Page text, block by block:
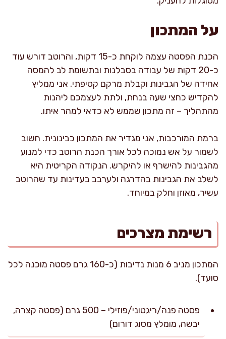
על המתכון
הכנת הפסטה עצמה לוקחת כ-15 דקות, והרוטב דורש עוד
כ-20 דקות של עבודה בסבלנות ובתשומת לב להמסה
אחידה של הגבינות וקבלת מרקם קטיפתי. אני ממליץ
להקדיש כחצי שעה בנחת, ולתת לעצמכם ליהנות
מהתהליך – זה מתכון שממש לא כדאי למהר איתו.
ברמת המורכבות, אני מגדיר את המתכון כבינונית. חשוב
לשמור על אש נמוכה לכל אורך הכנת הרוטב כדי למנוע
מהגבינות להישרף או להיקרש. הנקודה הקריטית היא
לשלב את הגבינות בהדרגה ולערבב בעדינות עד שהרוטב
עשיר, מאוזן וחלק במיוחד.
רשימת מצרכים
המתכון מניב 6 מנות נדיבות (כ-160 גרם פסטה מוכנה לכל
סועד).
פסטה פנה/ריגטוני/פוזילי – 500 גרם (פסטה קצרה,
יבשה, מומלץ מסוג דורום)